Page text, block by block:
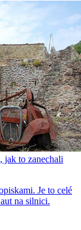
jak to zanechali
Je to celé
na silnici.